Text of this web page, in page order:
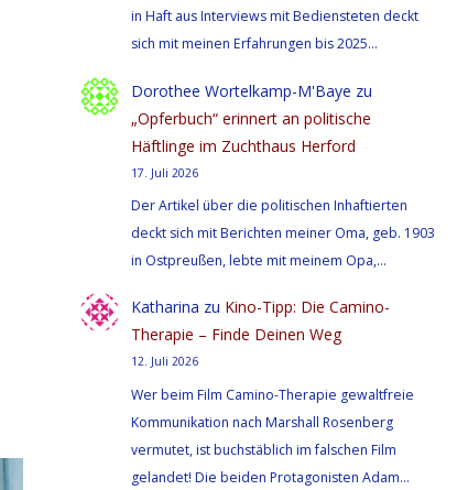
in Haft aus Interviews mit Bediensteten deckt
sich mit meinen Erfahrungen bis 2025…
Dorothee Wortelkamp-M'Baye zu
„Opferbuch“ erinnert an politische
Häftlinge im Zuchthaus Herford
17. Juli 2026
Der Artikel über die politischen Inhaftierten
deckt sich mit Berichten meiner Oma, geb. 1903
in Ostpreußen, lebte mit meinem Opa,…
Katharina zu Kino-Tipp: Die Camino-
Therapie – Finde Deinen Weg
12. Juli 2026
Wer beim Film Camino-Therapie gewaltfreie
Kommunikation nach Marshall Rosenberg
vermutet, ist buchstäblich im falschen Film
gelandet! Die beiden Protagonisten Adam…